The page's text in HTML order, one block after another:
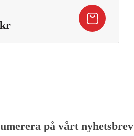
krPrisintervall:
295,20 kr
på vårt nyhetsbrev